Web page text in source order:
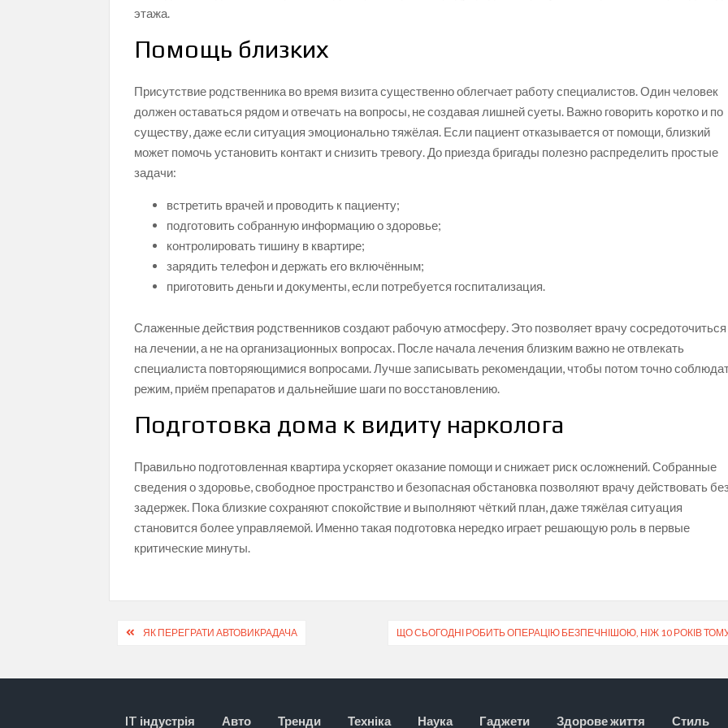
этажа.
Помощь близких
Присутствие родственника во время визита существенно облегчает работу специалистов. Один человек
должен оставаться рядом и отвечать на вопросы, не создавая лишней суеты. Важно говорить коротко и по
существу, даже если ситуация эмоционально тяжёлая. Если пациент отказывается от помощи, близкий
может помочь установить контакт и снизить тревогу. До приезда бригады полезно распределить простые
задачи:
встретить врачей и проводить к пациенту;
подготовить собранную информацию о здоровье;
контролировать тишину в квартире;
зарядить телефон и держать его включённым;
приготовить деньги и документы, если потребуется госпитализация.
Слаженные действия родственников создают рабочую атмосферу. Это позволяет врачу сосредоточиться
на лечении, а не на организационных вопросах. После начала лечения близким важно не отвлекать
специалиста повторяющимися вопросами. Лучше записывать рекомендации, чтобы потом точно
режим, приём препаратов и дальнейшие шаги по восстановлению.
Подготовка дома к видиту нарколога
Правильно подготовленная квартира ускоряет оказание помощи и снижает риск осложнений. Собранные
сведения о здоровье, свободное пространство и безопасная обстановка позволяют врачу действовать
задержек. Пока близкие сохраняют спокойствие и выполняют чёткий план, даже тяжёлая ситуация
становится более управляемой. Именно такая подготовка нередко играет решающую роль в первые
критические минуты.
Навігація
ЯК ПЕРЕГРАТИ АВТОВИКРАДАЧА ЩО СЬОГОДНІ РОБИТЬ ОПЕРАЦІЮ БЕЗПЕЧНІШОЮ, НІЖ 10 РОКІВ
IT індустрія Авто Тренди Техніка Наука Гаджети Здорове життя Стиль